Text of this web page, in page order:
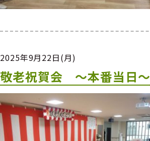
2025年9月22日(月)
敬老祝賀会 ～本番当日～